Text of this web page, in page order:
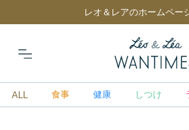
レオ＆レアのホームペー
ALL 食事 健康 しつけ